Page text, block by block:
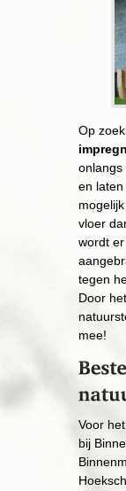
Op
onlangs
en laten
vloer
wordt
tegen
Door
mee!
​Voor het
bij